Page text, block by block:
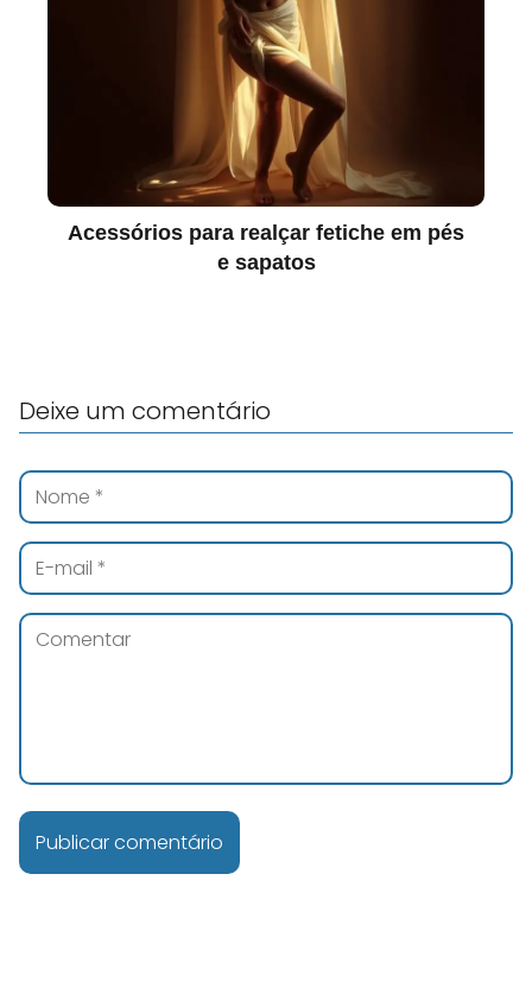
Acessórios para realçar fetiche em pés
e sapatos
Deixe um comentário